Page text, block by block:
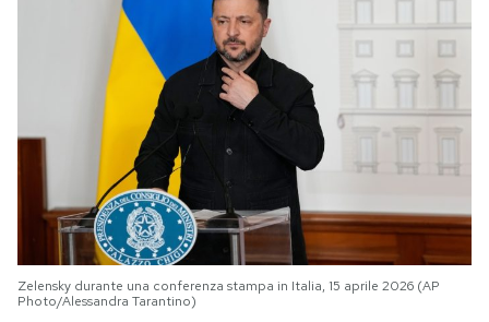
Zelensky durante una conferenza stampa in Italia, 15 aprile 2026 (AP
Photo/Alessandra Tarantino)